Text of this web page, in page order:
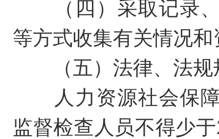
（四）采取记录、
等方式收集有关情况和
（五）法律、法规
人力资源社会保障
监督检查人员不得少